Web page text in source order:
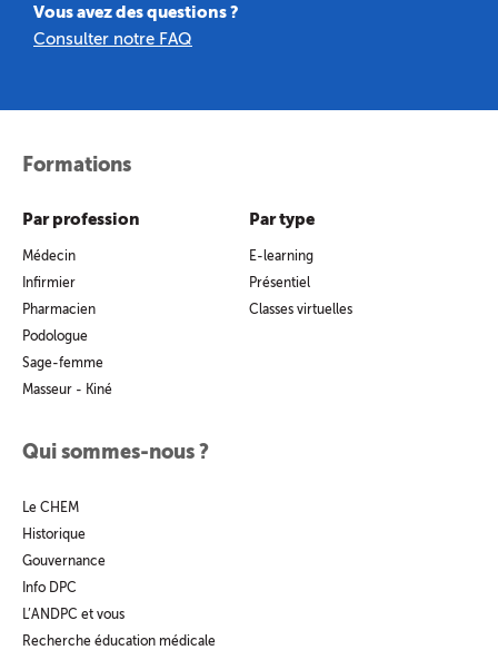
Vous avez des questions ?
Consulter notre FAQ
Formations
Par profession
Médecin
Infirmier
Pharmacien
Podologue
Sage-femme
Masseur - Kiné
Par type
E-learning
Présentiel
Classes virtuelles
Qui sommes-nous ?
Le CHEM
Historique
Gouvernance
Info DPC
L’ANDPC et vous
Recherche éducation médicale